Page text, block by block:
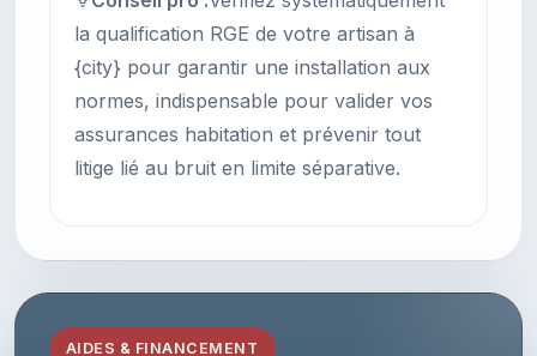
la qualification RGE de votre artisan à
{city} pour garantir une installation aux
normes, indispensable pour valider vos
assurances habitation et prévenir tout
litige lié au bruit en limite séparative.
AIDES & FINANCEMENT